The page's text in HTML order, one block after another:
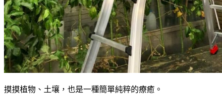
摸摸植物、土壤，也是一種簡單純粹的療癒。